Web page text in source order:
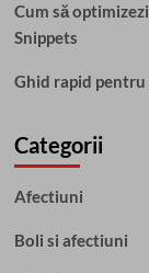
Cum să
Snippets
Ghid rapid pentru
Categorii
Afectiuni
Boli si afectiuni